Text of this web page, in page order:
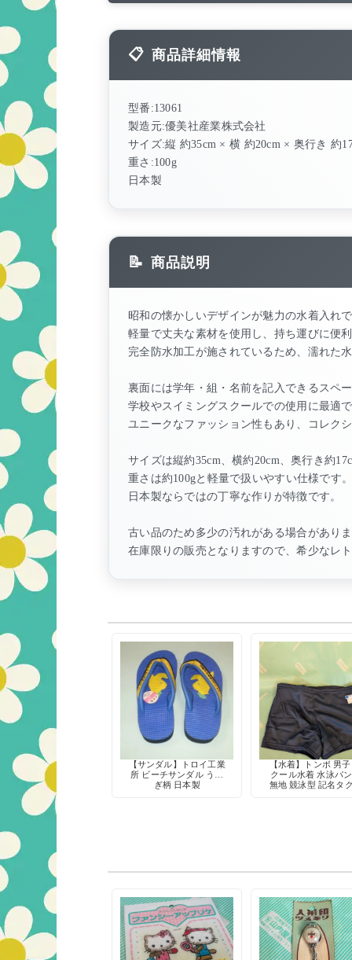
商品詳細情報
型番:13061
製造元:優美社産業株式会社
サイズ:縦 約35cm × 横 約20cm × 奥行き 約
重さ:100g
日本製
商品説明
昭和の懐かしいデザインが魅力の水着入れ
軽量で丈夫な素材を使用し、持ち運びに便
完全防水加工が施されているため、濡れた
裏面には学年・組・名前を記入できるスペ
学校やスイミングスクールでの使用に最適
ユニークなファッション性もあり、コレク
サイズは縦約35cm、横約20cm、奥行き約
重さは約100gと軽量で扱いやすい仕様です
日本製ならではの丁寧な作りが特徴です。
古い品のため多少の汚れがある場合があり
在庫限りの販売となりますので、希少なレ
【サンダル】トロイ工業
所 ビーチサンダル うさ
ぎ柄 日本製
【水着】トンボ 男
クール水着 水泳パ
無地 競泳型 記名タ